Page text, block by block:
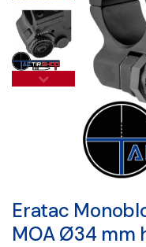
Eratac
MOA Ø34 mm